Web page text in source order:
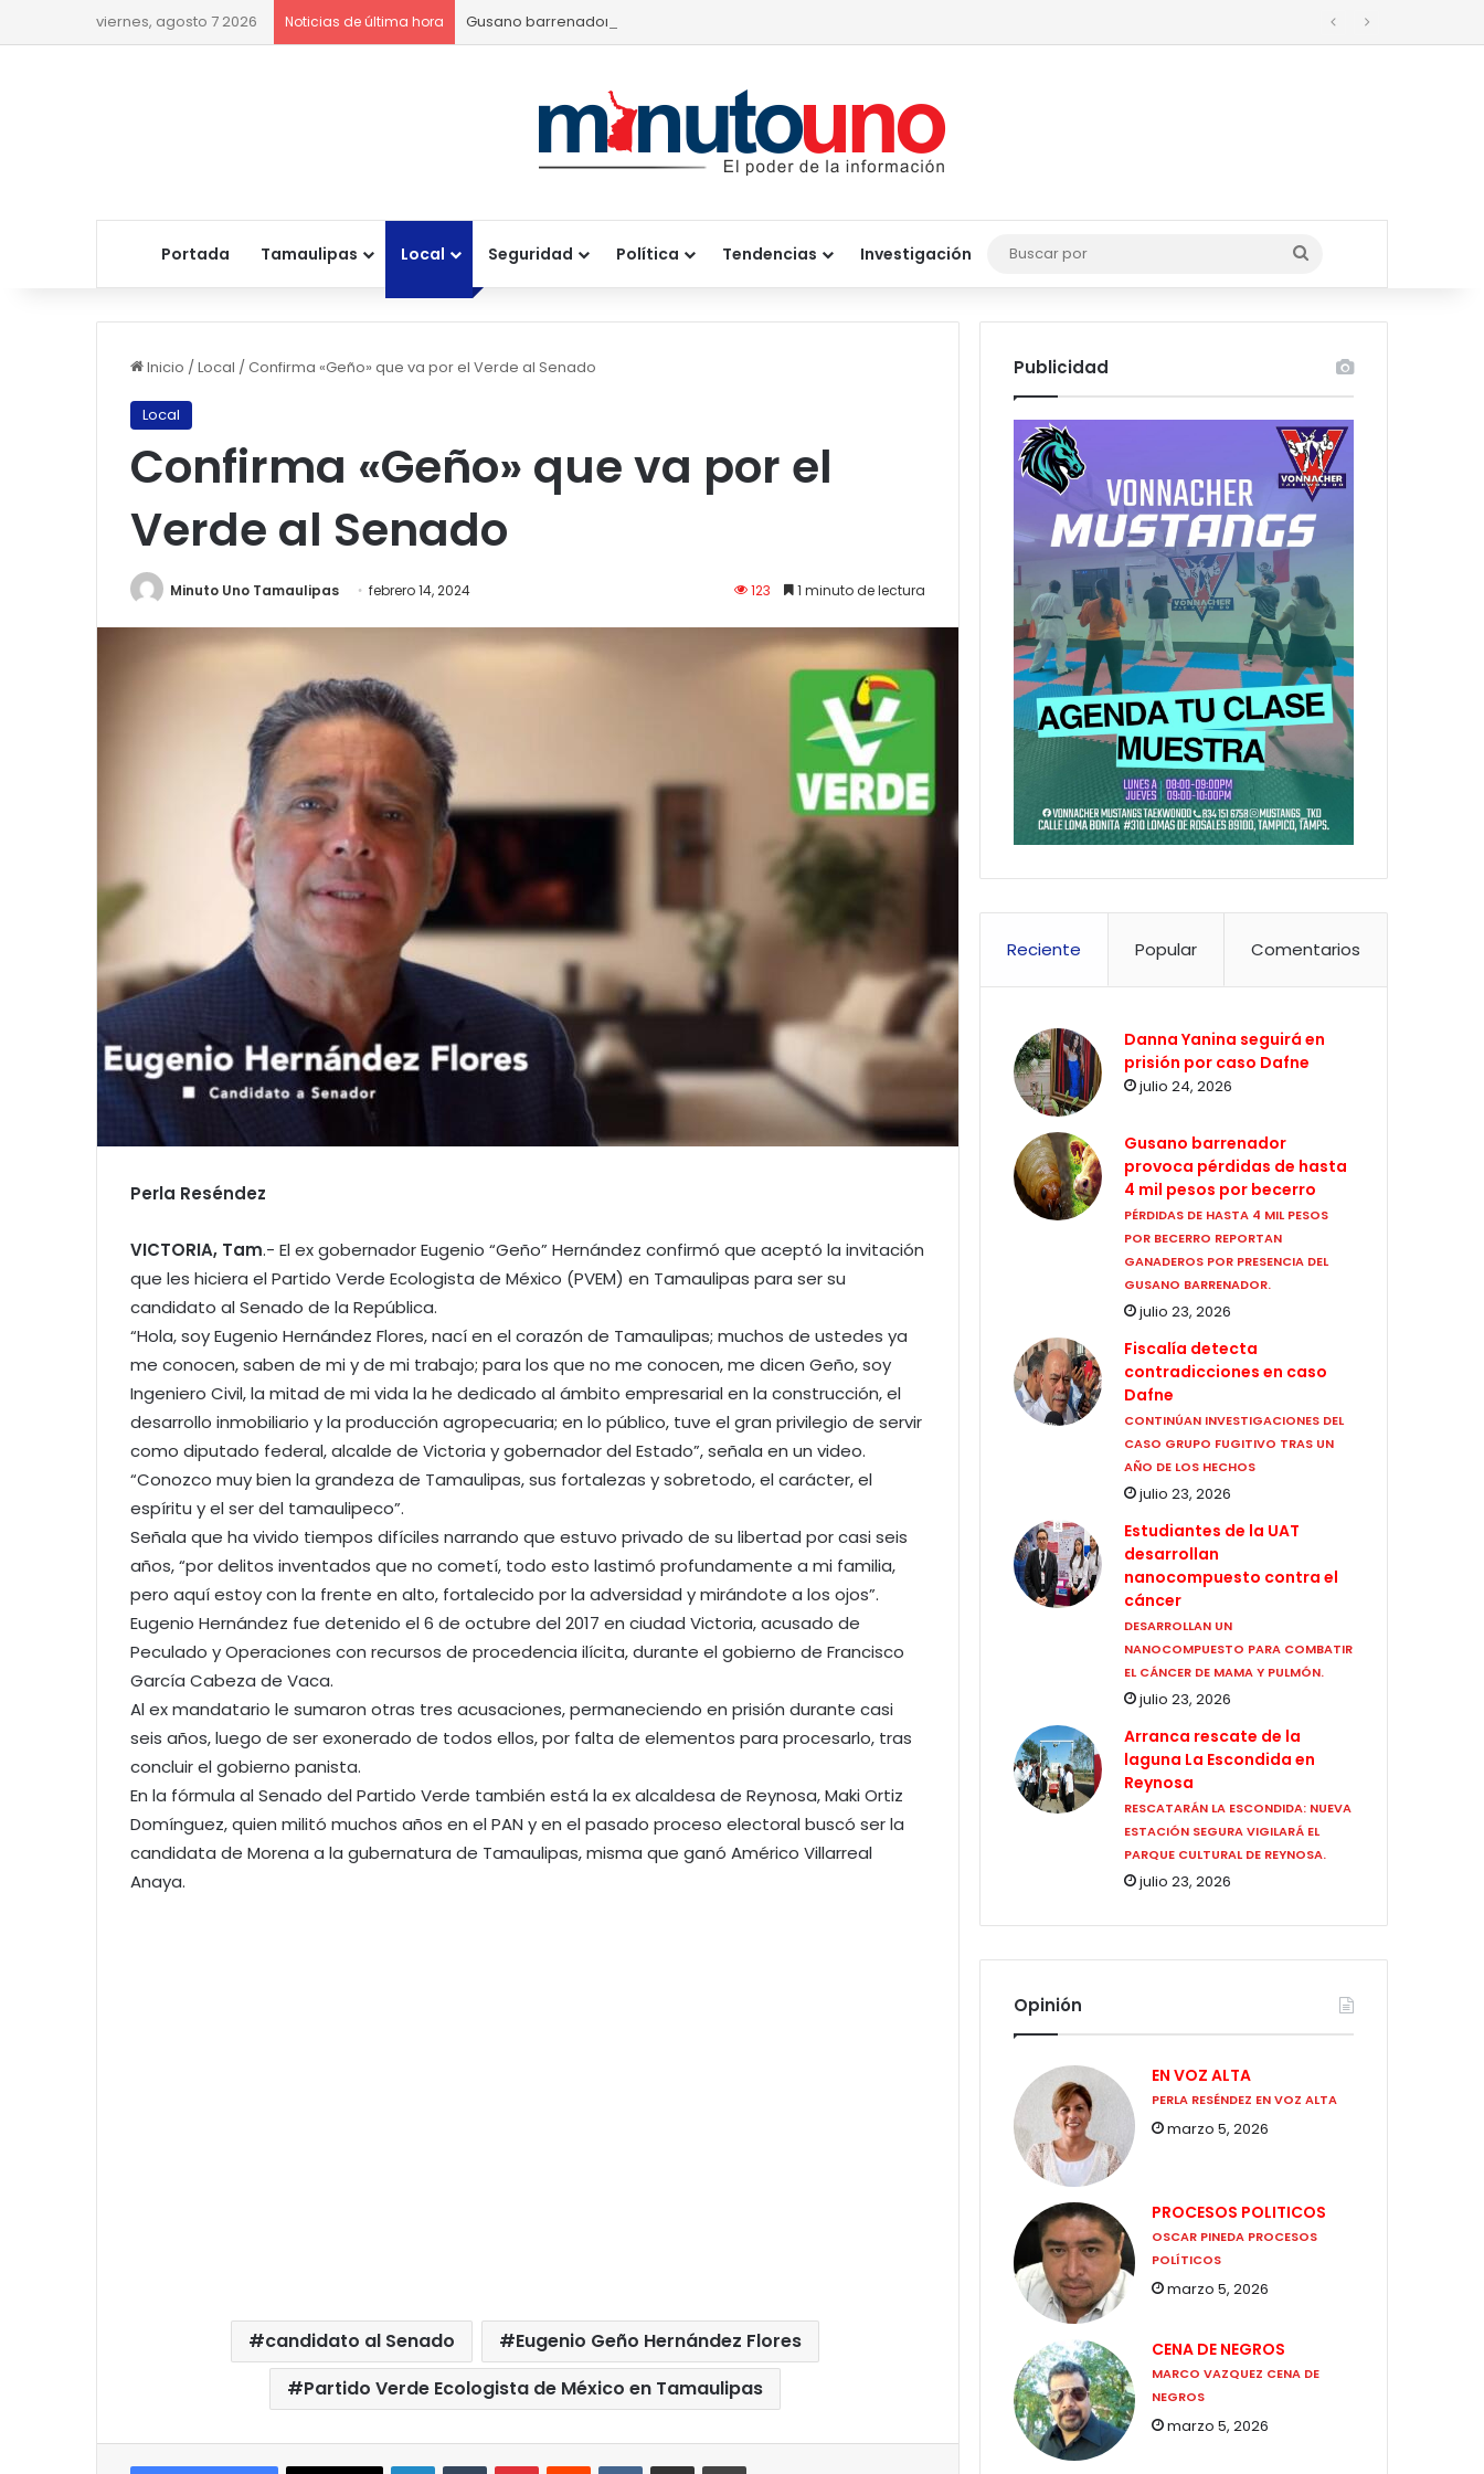
viernes, agosto 7 2026 Noticias de última hora Gusano barrenador provoca pérdidas de hasta 4 mil pesos por becerro
Portada Tamaulipas Local Seguridad Política Tendencias Investigación
Buscar
por
Inicio /Local /Confirma «Geño» que va por el Verde al Senado
Local
Confirma «Geño» que va por el
Verde al Senado
Minuto Uno Tamaulipas febrero 14, 2024 123 1 minuto de lectura
Perla Reséndez
VICTORIA, Tam.- El ex gobernador Eugenio “Geño” Hernández confirmó que aceptó la invitación
que les hiciera el Partido Verde Ecologista de México (PVEM) en Tamaulipas para ser su
candidato al Senado de la República.
“Hola, soy Eugenio Hernández Flores, nací en el corazón de Tamaulipas; muchos de ustedes ya
me conocen, saben de mi y de mi trabajo; para los que no me conocen, me dicen Geño, soy
Ingeniero Civil, la mitad de mi vida la he dedicado al ámbito empresarial en la construcción, el
desarrollo inmobiliario y la producción agropecuaria; en lo público, tuve el gran privilegio de servir
como diputado federal, alcalde de Victoria y gobernador del Estado”, señala en un video.
“Conozco muy bien la grandeza de Tamaulipas, sus fortalezas y sobretodo, el carácter, el
espíritu y el ser del tamaulipeco”.
Señala que ha vivido tiempos difíciles narrando que estuvo privado de su libertad por casi seis
años, “por delitos inventados que no cometí, todo esto lastimó profundamente a mi familia,
pero aquí estoy con la frente en alto, fortalecido por la adversidad y mirándote a los ojos”.
Eugenio Hernández fue detenido el 6 de octubre del 2017 en ciudad Victoria, acusado de
Peculado y Operaciones con recursos de procedencia ilícita, durante el gobierno de Francisco
García Cabeza de Vaca.
Al ex mandatario le sumaron otras tres acusaciones, permaneciendo en prisión durante casi
seis años, luego de ser exonerado de todos ellos, por falta de elementos para procesarlo, tras
concluir el gobierno panista.
En la fórmula al Senado del Partido Verde también está la ex alcaldesa de Reynosa, Maki Ortiz
Domínguez, quien militó muchos años en el PAN y en el pasado proceso electoral buscó ser la
candidata de Morena a la gubernatura de Tamaulipas, misma que ganó Américo Villarreal
Anaya.
candidato al Senado
Eugenio Geño Hernández Flores
Partido Verde Ecologista de México en Tamaulipas
LinkedInTumblrPinterestReddit VKontakteCompartir por correo electrónicoImprimir
Publicidad
Reciente Popular Comentarios
Danna Yanina seguirá en
prisión por caso Dafne
julio 24, 2026
Gusano barrenador
provoca pérdidas de hasta
4 mil pesos por becerro
PÉRDIDAS DE HASTA 4 MIL PESOS
POR BECERRO REPORTAN
GANADEROS POR PRESENCIA DEL
GUSANO BARRENADOR.
julio 23, 2026
Fiscalía detecta
contradicciones en caso
Dafne
CONTINÚAN INVESTIGACIONES DEL
CASO GRUPO FUGITIVO TRAS UN
AÑO DE LOS HECHOS
julio 23, 2026
Estudiantes de la UAT
desarrollan
nanocompuesto contra el
cáncer
DESARROLLAN UN
NANOCOMPUESTO PARA COMBATIR
EL CÁNCER DE MAMA Y PULMÓN.
julio 23, 2026
Arranca rescate de la
laguna La Escondida en
Reynosa
RESCATARÁN LA ESCONDIDA: NUEVA
ESTACIÓN SEGURA VIGILARÁ EL
PARQUE CULTURAL DE REYNOSA.
julio 23, 2026
Opinión
EN VOZ ALTA
PERLA RESÉNDEZ EN VOZ ALTA
marzo 5, 2026
PROCESOS POLITICOS
OSCAR PINEDA PROCESOS
POLÍTICOS
marzo 5, 2026
CENA DE NEGROS
MARCO VAZQUEZ CENA DE
NEGROS
marzo 5, 2026